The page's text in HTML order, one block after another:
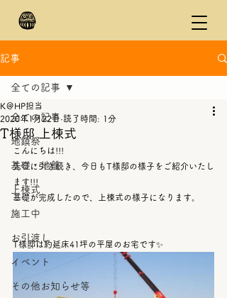
記事
全ての記事
地鎮祭
基礎・地盤
上棟式
施工中
お引渡し
イベント
その他お知らせ等
全ての記事
T様邸 上棟式
K＠HP担当
2020年1月22日 読了時間: 1分
こんにちは!!!
先日に引き続き、今日もT様邸の様子をご紹介いたし
ます!!!
基礎が完成したので、上棟式の様子になります。
T様邸は約延床41坪の平屋のお宅です✨